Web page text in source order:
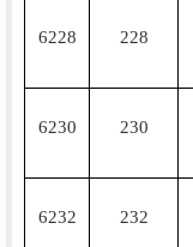
6228 228
6230 230
6232 232